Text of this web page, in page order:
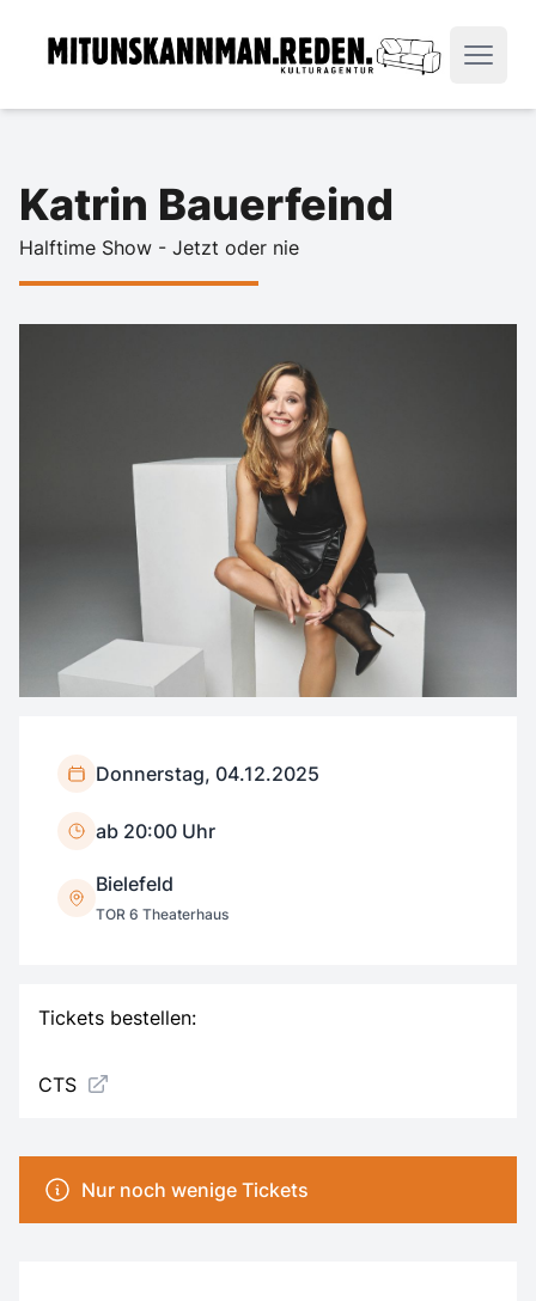
Katrin Bauerfeind
Halftime Show - Jetzt oder nie
Donnerstag, 04.12.2025
ab 20:00 Uhr
Bielefeld
TOR 6 Theaterhaus
Tickets bestellen:
CTS
Nur noch wenige Tickets